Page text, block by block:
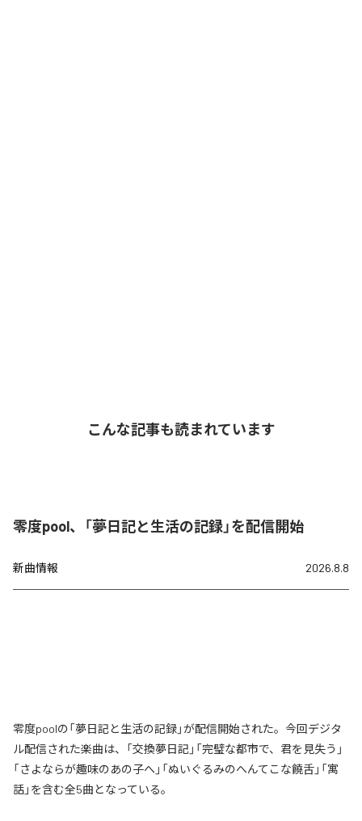
こんな記事も読まれています
零度pool、「夢日記と生活の記録」を配信開始
新曲情報 2026.8.8
零度poolの「夢日記と生活の記録」が配信開始された。今回デジタ
ル配信された楽曲は、「交換夢日記」「完璧な都市で、君を見失う」
「さよならが趣味のあの子へ」「ぬいぐるみのへんてこな饒舌」「寓
話」を含む全5曲となっている。